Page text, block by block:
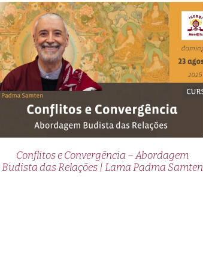
Conflitos e Convergência – Abordagem
Budista das Relações | Lama Padma Samten